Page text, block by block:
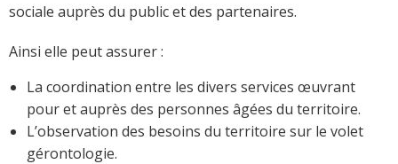
sociale auprès du public et des partenaires.
Ainsi elle peut assurer :
La coordination entre les divers services œuvrant
pour et auprès des personnes âgées du territoire.
L’observation des besoins du territoire sur le volet
gérontologie.